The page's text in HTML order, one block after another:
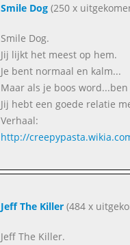
Smile Dog(250 x
Smile Dog.
Jij lijkt het meest op hem.
Je bent normaal en kalm...
Maar als je boos
Jij hebt een goede relatie
Verhaal:
http://
Jeff The Killer(484 x
Jeff The Killer.